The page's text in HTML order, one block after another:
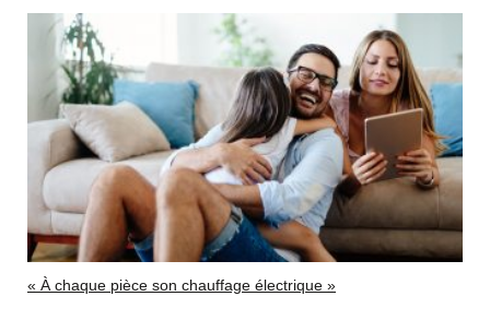
« À chaque pièce son chauffage électrique »